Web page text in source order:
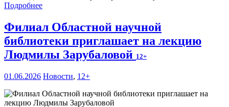
Подробнее
Филиал Областной научной
библиотеки приглашает на лекцию
Людмилы Зарубаловой 12+
01.06.2026 Новости, 12+